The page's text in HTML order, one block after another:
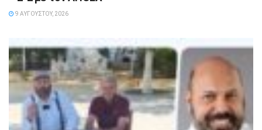
9 ΑΥΓΟΎΣΤΟΥ, 2026